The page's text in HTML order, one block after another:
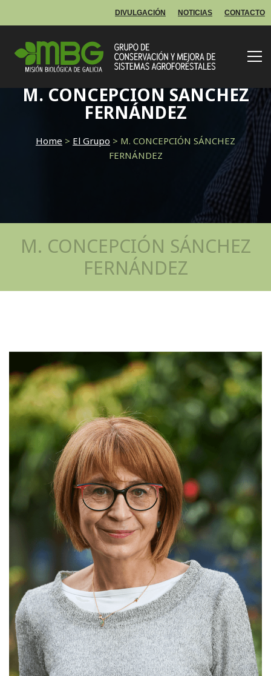
DIVULGACIÓN NOTICIAS CONTACTO
M. CONCEPCIÓN SÁNCHEZ
FERNÁNDEZ
Home > El Grupo > M. CONCEPCIÓN SÁNCHEZ
FERNÁNDEZ
M. CONCEPCIÓN SÁNCHEZ
FERNÁNDEZ